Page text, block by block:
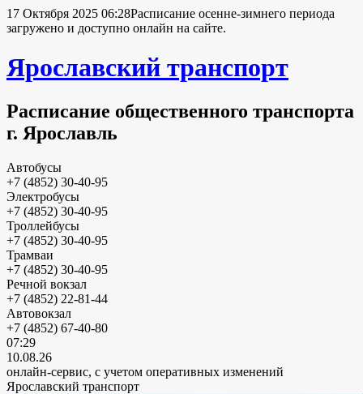
17 Октября 2025 06:28Расписание осенне-зимнего периода
загружено и доступно онлайн на сайте.
Ярославский транспорт
Расписание общественного транспорта
г. Ярославль
Автобусы
+7 (4852) 30-40-95
Электробусы
+7 (4852) 30-40-95
Троллейбусы
+7 (4852) 30-40-95
Трамваи
+7 (4852) 30-40-95
Речной вокзал
+7 (4852) 22-81-44
Автовокзал
+7 (4852) 67-40-80
07:29
10.08.26
онлайн-сервис, с учетом оперативных изменений
Ярославский транспорт